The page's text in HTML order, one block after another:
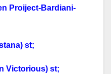
Proiject-Bardiani-
st;
Victorious) st;